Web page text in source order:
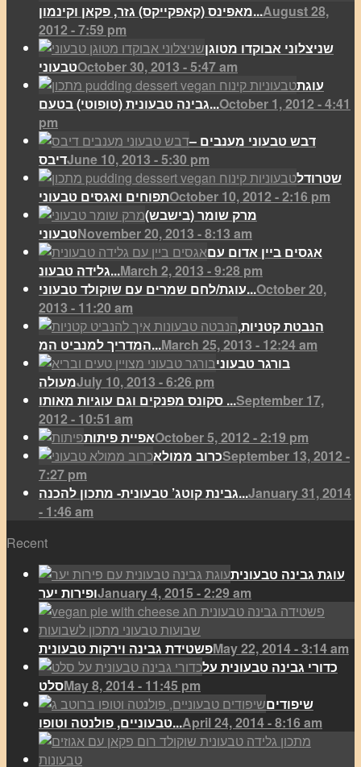
מאפינס (קאפקייקס) גזר, פקאן וקינמון...August 28,
2012 - 7:59 pm
שניצלוני אבוקדו מטוגן
טבעוניOctober 30, 2013 - 5:47 am
עוגת
גבינה טבעונית (טופוטי) בטעם...October 1, 2012 - 4:41
pm
דבש טבעוני מענבים –
דיבסJune 10, 2013 - 5:30 pm
שטרודל
תפוחים ואגסים טבעוניOctober 10, 2012 - 2:16 pm
מרק שומר (בישבש)
טבעוניNovember 20, 2013 - 8:13 am
אגסים ביין אדום עם
גלידה טבעונ...March 2, 2013 - 9:28 pm
עוגת/לחם שמרים עם שוקולד טבעוני...October 20,
2013 - 11:20 am
הנבטת קטניות,
המדריך למנביט המ...March 25, 2013 - 12:24 am
בורגר טבעוני
מעולהJuly 10, 2013 - 6:26 pm
סקונס מפנקים וגם עוגיות מאותו ...September 17,
2012 - 10:51 am
אפיית פיתותOctober 5, 2012 - 2:19 pm
כרוב ממולאSeptember 13, 2012 -
7:27 pm
גבינת קוטג’ טבעונית- מתכון להכנה...January 31, 2014
- 1:46 am
Recent
עוגת גבינה טבעונית
ופירות יערJanuary 4, 2015 - 2:29 am
פשטידת גבינה וירקות טבעוניתMay 22, 2014 - 3:14 am
כדורי גבינה טבעונית על
סלטMay 8, 2014 - 11:45 pm
שיפודים
טבעוניים, פולנטה וטופו...April 24, 2014 - 8:16 am